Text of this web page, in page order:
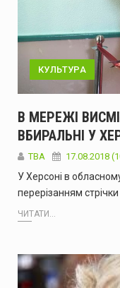
КУЛЬТУРА
В МЕРЕЖІ
ВБИРАЛЬНІ У
TBA 17.08.2018
У Херсоні в
перерізанням стрічки
ЧИТАТИ...